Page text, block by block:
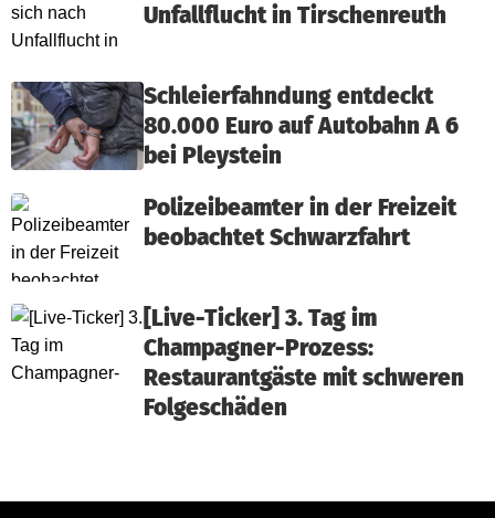
Unfallflucht in Tirschenreuth
Schleierfahndung entdeckt
80.000 Euro auf Autobahn A 6
bei Pleystein
Polizeibeamter in der Freizeit
beobachtet Schwarzfahrt
[Live-Ticker] 3. Tag im
Champagner-Prozess:
Restaurantgäste mit schweren
Folgeschäden